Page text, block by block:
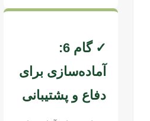
✓ گام 6:
آماده‌سازی برای
دفاع و پشتیبانی